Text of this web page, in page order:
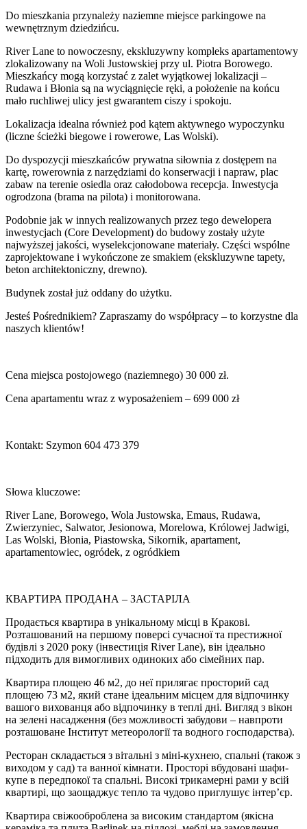
Do mieszkania przynależy naziemne miejsce parkingowe na
wewnętrznym dziedzińcu.
River Lane to nowoczesny, ekskluzywny kompleks apartamentowy
zlokalizowany na Woli Justowskiej przy ul. Piotra Borowego.
Mieszkańcy mogą korzystać z zalet wyjątkowej lokalizacji –
Rudawa i Błonia są na wyciągnięcie ręki, a położenie na końcu
mało ruchliwej ulicy jest gwarantem ciszy i spokoju.
Lokalizacja idealna również pod kątem aktywnego wypoczynku
(liczne ścieżki biegowe i rowerowe, Las Wolski).
Do dyspozycji mieszkańców prywatna siłownia z dostępem na
kartę, rowerownia z narzędziami do konserwacji i napraw, plac
zabaw na terenie osiedla oraz całodobowa recepcja. Inwestycja
ogrodzona (brama na pilota) i monitorowana.
Podobnie jak w innych realizowanych przez tego dewelopera
inwestycjach (Core Development) do budowy zostały użyte
najwyższej jakości, wyselekcjonowane materiały. Części wspólne
zaprojektowane i wykończone ze smakiem (ekskluzywne tapety,
beton architektoniczny, drewno).
Budynek został już oddany do użytku.
Jesteś Pośrednikiem? Zapraszamy do współpracy – to korzystne dla
naszych klientów!
Cena miejsca postojowego (naziemnego) 30 000 zł.
Cena apartamentu wraz z wyposażeniem – 699 000 zł
Kontakt: Szymon 604 473 379
Słowa kluczowe:
River Lane, Borowego, Wola Justowska, Emaus, Rudawa,
Zwierzyniec, Salwator, Jesionowa, Morelowa, Królowej Jadwigi,
Las Wolski, Błonia, Piastowska, Sikornik, apartament,
apartamentowiec, ogródek, z ogródkiem
КВАРТИРА ПРОДАНА – ЗАСТАРІЛА
Продається квартира в унікальному місці в Кракові.
Розташований на першому поверсі сучасної та престижної
будівлі з 2020 року (інвестиція River Lane), він ідеально
підходить для вимогливих одиноких або сімейних пар.
Квартира площею 46 м2, до неї прилягає просторий сад
площею 73 м2, який стане ідеальним місцем для відпочинку
вашого вихованця або відпочинку в теплі дні. Вигляд з вікон
на зелені насадження (без можливості забудови – навпроти
розташоване Інститут метеорології та водного господарства).
Ресторан складається з вітальні з міні-кухнею, спальні (також з
виходом у сад) та ванної кімнати. Просторі вбудовані шафи-
купе в передпокої та спальні. Високі трикамерні рами у всій
квартирі, що заощаджує тепло та чудово приглушує інтер’єр.
Квартира свіжооброблена за високим стандартом (якісна